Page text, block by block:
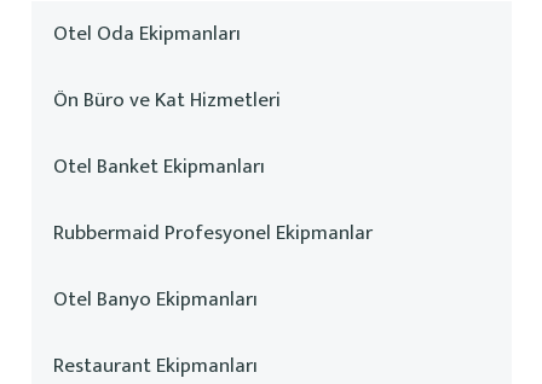
Otel Oda Ekipmanları
Ön Büro ve Kat Hizmetleri
Otel Banket Ekipmanları
Rubbermaid Profesyonel Ekipmanlar
Otel Banyo Ekipmanları
Restaurant Ekipmanları